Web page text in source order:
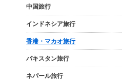
中国旅行
インドネシア旅行
香港・マカオ旅行
パキスタン旅行
ネパール旅行